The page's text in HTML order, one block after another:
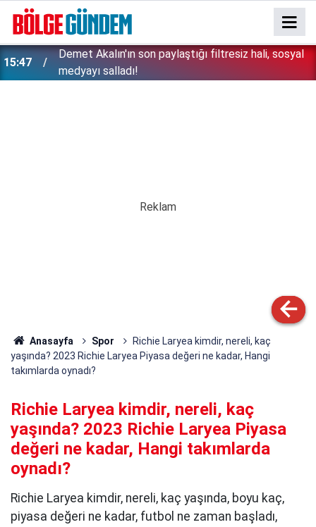
15:47
Demet Akalın'ın son paylaştığı filtresiz hali, sosyal
medyayı salladı!
Anasayfa Spor
Richie Laryea kimdir, nereli, kaç
yaşında? 2023 Richie Laryea Piyasa değeri ne kadar, Hangi
takımlarda oynadı?
Richie Laryea kimdir, nereli, kaç
yaşında? 2023 Richie Laryea Piyasa
değeri ne kadar, Hangi takımlarda
oynadı?
Richie Laryea kimdir, nereli, kaç yaşında, boyu kaç,
piyasa değeri ne kadar, futbol ne zaman başladı,